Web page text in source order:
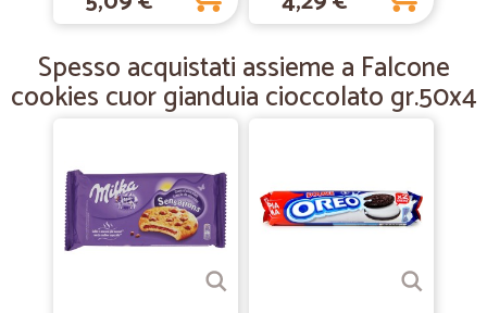
Tutto perfetto
Ottimo servizio
Spesso acquistati assieme a Falcone
cookies cuor gianduia cioccolato gr.50x4